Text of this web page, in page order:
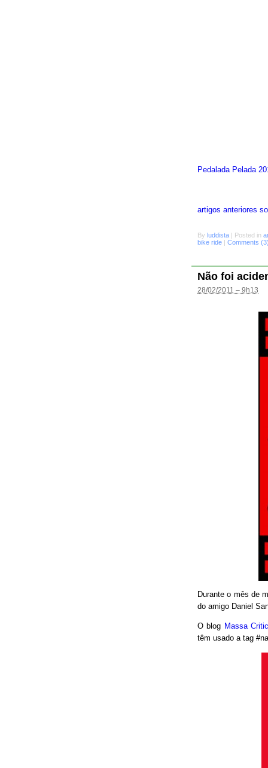
Pedalada Pelada
artigos anteriores
By luddista | Posted in
bike ride | Comments
Não foi
28/02/2011 – 9h13
Durante o mês de
do amigo Daniel
O blog Massa
têm usado a tag